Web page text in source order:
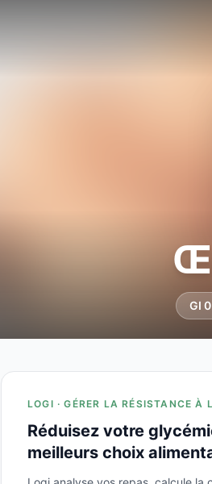
GI 0
LOGI · GÉRER LA RÉSISTANCE À
Réduisez votre
meilleurs choix